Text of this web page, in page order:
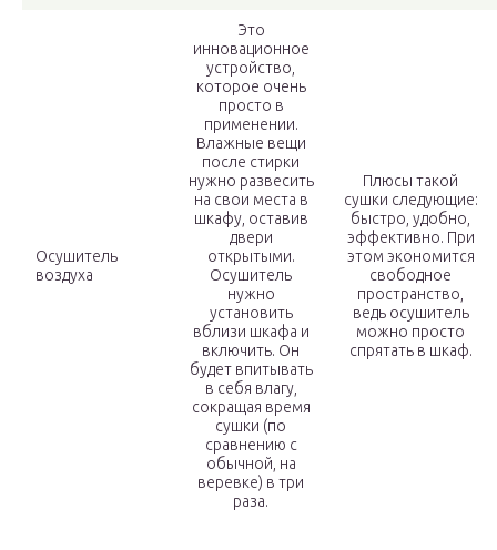
Осушитель
воздуха
Это
инновационное
устройство,
которое очень
просто в
применении.
Влажные вещи
после стирки
нужно развесить
на свои места в
шкафу, оставив
двери
открытыми.
Осушитель
нужно
установить
вблизи шкафа и
включить. Он
будет впитывать
в себя влагу,
сокращая время
сушки (по
сравнению с
обычной, на
веревке) в три
раза.
Плюсы такой
сушки следующие:
быстро, удобно,
эффективно. При
этом экономится
свободное
пространство,
ведь осушитель
можно просто
спрятать в шкаф.